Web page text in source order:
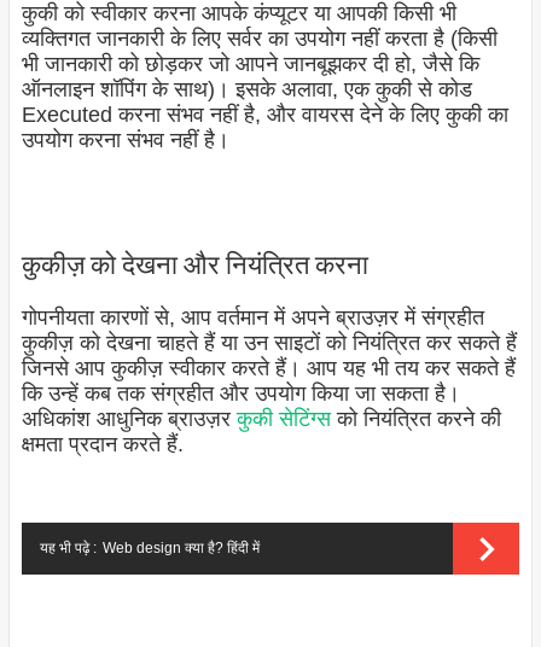
कुकी को स्वीकार करना आपके कंप्यूटर या आपकी किसी भी
व्यक्तिगत जानकारी के लिए सर्वर का उपयोग नहीं करता है (किसी
भी जानकारी को छोड़कर जो आपने जानबूझकर दी हो, जैसे कि
ऑनलाइन शॉपिंग के साथ)। इसके अलावा, एक कुकी से कोड
Executed करना संभव नहीं है, और वायरस देने के लिए कुकी का
उपयोग करना संभव नहीं है।
कुकीज़ को देखना और नियंत्रित करना
गोपनीयता कारणों से, आप वर्तमान में अपने ब्राउज़र में संग्रहीत
कुकीज़ को देखना चाहते हैं या उन साइटों को नियंत्रित कर सकते हैं
जिनसे आप कुकीज़ स्वीकार करते हैं। आप यह भी तय कर सकते हैं
कि उन्हें कब तक संग्रहीत और उपयोग किया जा सकता है।
अधिकांश आधुनिक ब्राउज़रकुकी सेटिंग्सको नियंत्रित करने की
क्षमता प्रदान करते हैं.
यह भी पढ़े : Web design क्या है? हिंदी में